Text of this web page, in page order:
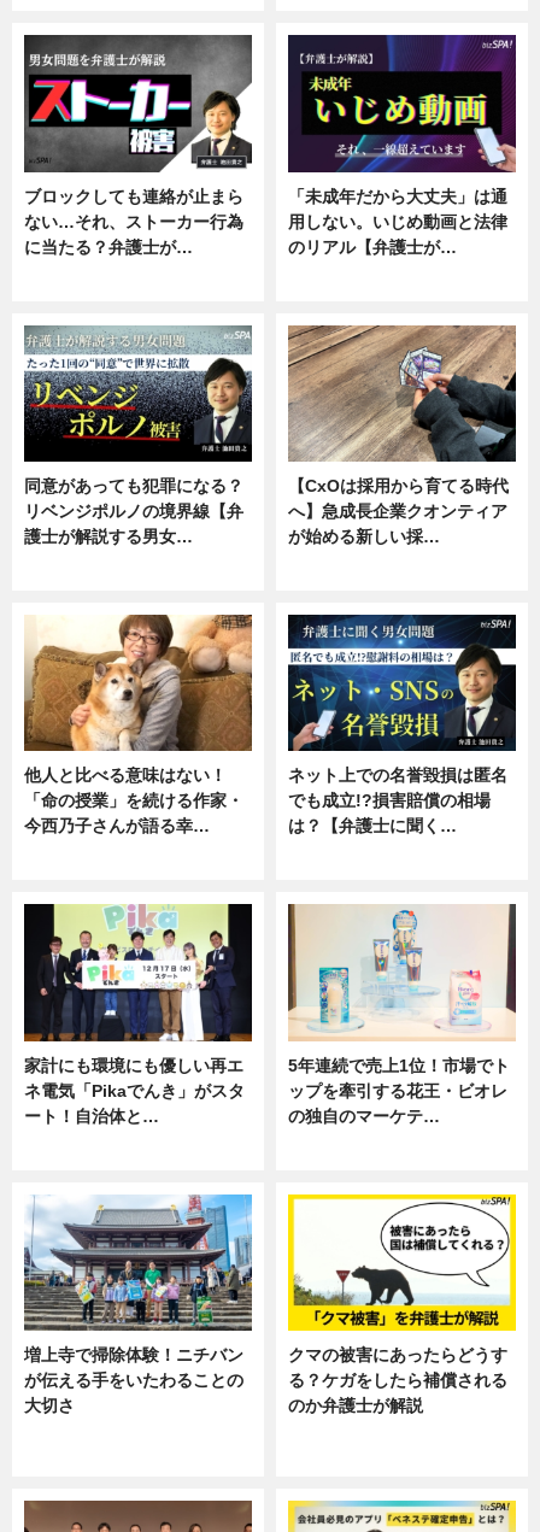
ブロックしても連絡が止まら
ない…それ、ストーカー行為
に当たる？弁護士が…
「未成年だから大丈夫」は通
用しない。いじめ動画と法律
のリアル【弁護士が…
同意があっても犯罪になる？
リベンジポルノの境界線【弁
護士が解説する男女…
【CxOは採用から育てる時代
へ】急成長企業クオンティア
が始める新しい採…
他人と比べる意味はない！
「命の授業」を続ける作家・
今西乃子さんが語る幸…
ネット上での名誉毀損は匿名
でも成立!?損害賠償の相場
は？【弁護士に聞く…
家計にも環境にも優しい再エ
ネ電気「Pikaでんき」がスタ
ート！自治体と…
5年連続で売上1位！市場でト
ップを牽引する花王・ビオレ
の独自のマーケテ…
増上寺で掃除体験！ニチバン
が伝える手をいたわることの
大切さ
クマの被害にあったらどうす
る？ケガをしたら補償される
のか弁護士が解説